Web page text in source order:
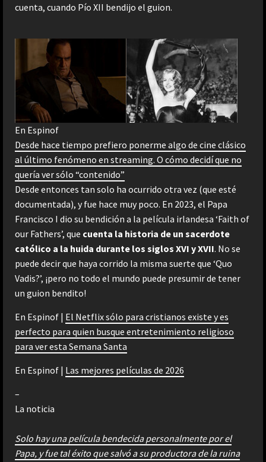
cuenta, cuando Pío XII bendijo el guion.
En Espinof
Desde hace tiempo prefiero ponerme algo de cine clásico
al último fenómeno en streaming. O cómo decidí que no
quería ver sólo “contenido”
Desde entonces tan solo ha ocurrido otra vez (que esté
documentada), y fue hace muy poco. En 2023, el Papa
Francisco I dio su bendición a la película irlandesa ‘Faith of
our Fathers’, que cuenta la historia de un sacerdote
católico a la huida durante los siglos XVI y XVII. No se
puede decir que haya corrido la misma suerte que ‘Quo
Vadis?’, ¡pero no todo el mundo puede presumir de tener
un guion bendito!
En Espinof | El Netflix sólo para cristianos existe y es
perfecto para quien busque entretenimiento religioso
para ver esta Semana Santa
En Espinof | Las mejores películas de 2026
–
La noticia
Solo hay una película bendecida personalmente por el
Papa, y fue tal éxito que salvó a su productora de la ruina